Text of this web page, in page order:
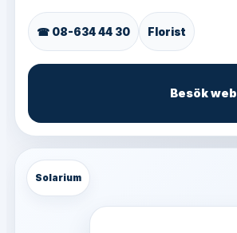
☎ 08-634 44 30 Florist
Besök
Solarium